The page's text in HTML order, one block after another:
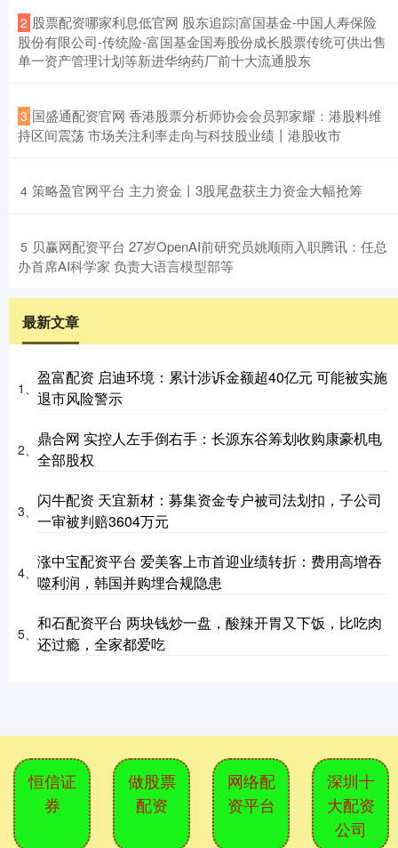
2 ​股票配资哪家利息低官网 股东追踪|富国基金-中国人寿保险
股份有限公司-传统险-富国基金国寿股份成长股票传统可供出售
单一资产管理计划等新进华纳药厂前十大流通股东
3 ​国盛通配资官网 香港股票分析师协会会员郭家耀：港股料维
持区间震荡 市场关注利率走向与科技股业绩丨港股收市
4 ​策略盈官网平台 主力资金丨3股尾盘获主力资金大幅抢筹
5 ​贝赢网配资平台 27岁OpenAI前研究员姚顺雨入职腾讯：任总
办首席AI科学家 负责大语言模型部等
最新文章
1、
盈富配资 启迪环境：累计涉诉金额超40亿元 可能被实施
退市风险警示
2、
鼎合网 实控人左手倒右手：长源东谷筹划收购康豪机电
全部股权
3、
闪牛配资 天宜新材：募集资金专户被司法划扣，子公司
一审被判赔3604万元
4、
涨中宝配资平台 爱美客上市首迎业绩转折：费用高增吞
噬利润，韩国并购埋合规隐患
5、
和石配资平台 两块钱炒一盘，酸辣开胃又下饭，比吃肉
还过瘾，全家都爱吃
恒信证
券
做股票
配资
网络配
资平台
深圳十
大配资
公司